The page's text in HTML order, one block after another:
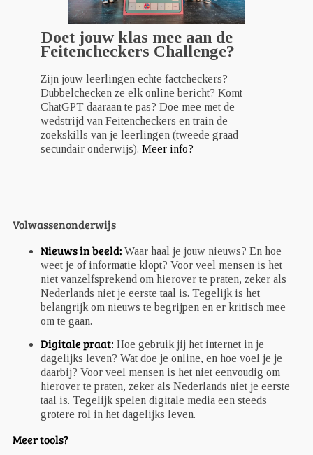
Doet jouw klas mee aan de
Feitencheckers Challenge?
Zijn jouw leerlingen echte factcheckers?
Dubbelchecken ze elk online bericht? Komt
ChatGPT daaraan te pas? Doe mee met de
wedstrijd van Feitencheckers en train de
zoekskills van je leerlingen (tweede graad
secundair onderwijs). Meer info?
Volwassenonderwijs
Nieuws in beeld: Waar haal je jouw nieuws? En hoe
weet je of informatie klopt? Voor veel mensen is het
niet vanzelfsprekend om hierover te praten, zeker als
Nederlands niet je eerste taal is. Tegelijk is het
belangrijk om nieuws te begrijpen en er kritisch mee
om te gaan.
Digitale praat: Hoe gebruik jij het internet in je
dagelijks leven? Wat doe je online, en hoe voel je je
daarbij? Voor veel mensen is het niet eenvoudig om
hierover te praten, zeker als Nederlands niet je eerste
taal is. Tegelijk spelen digitale media een steeds
grotere rol in het dagelijks leven.
Meer tools?